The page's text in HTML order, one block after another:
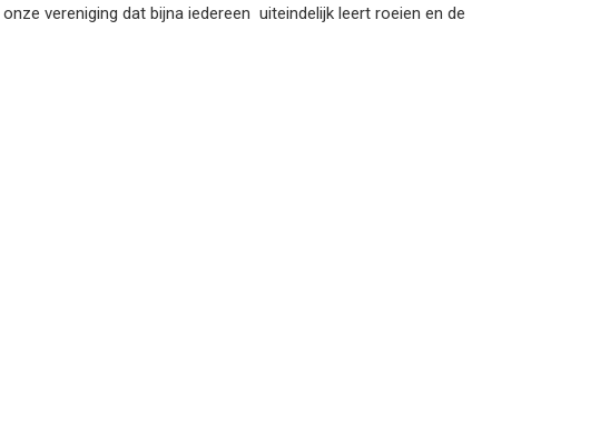
vereniging dat bijna iedereen uiteindelijk leert roeien en de